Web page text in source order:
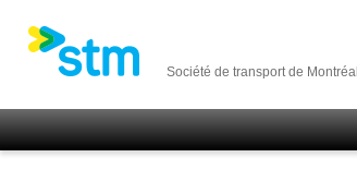
Société de transport de Montréal